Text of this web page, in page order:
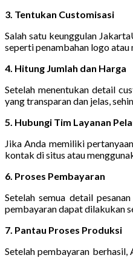
3. Tentukan Customisasi
Salah satu keunggulan
seperti penambahan logo atau
4. Hitung Jumlah dan Harga
Setelah menentukan detail
yang transparan dan jelas,
5. Hubungi Tim Layanan
Jika Anda memiliki
kontak di situs atau
6. Proses Pembayaran
Setelah semua detail
pembayaran dapat dilakukan
7. Pantau Proses Produksi
Setelah pembayaran